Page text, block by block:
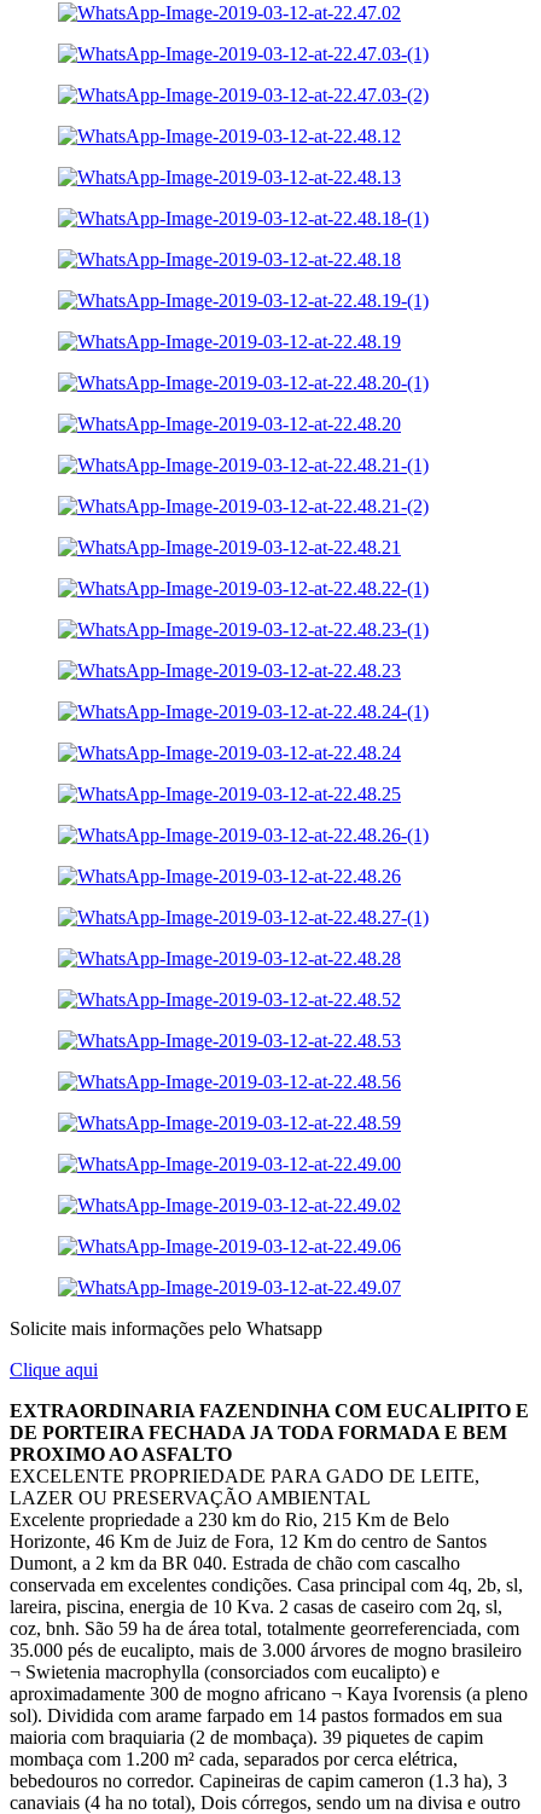
Solicite mais informações pelo Whatsapp
Clique aqui
EXTRAORDINARIA FAZENDINHA COM EUCALIPITO E
DE PORTEIRA FECHADA JA TODA FORMADA E BEM
PROXIMO AO ASFALTO
EXCELENTE PROPRIEDADE PARA GADO DE LEITE,
LAZER OU PRESERVAÇÃO AMBIENTAL
Excelente propriedade a 230 km do Rio, 215 Km de Belo
Horizonte, 46 Km de Juiz de Fora, 12 Km do centro de Santos
Dumont, a 2 km da BR 040. Estrada de chão com cascalho
conservada em excelentes condições. Casa principal com 4q, 2b, sl,
lareira, piscina, energia de 10 Kva. 2 casas de caseiro com 2q, sl,
coz, bnh. São 59 ha de área total, totalmente georreferenciada, com
35.000 pés de eucalipto, mais de 3.000 árvores de mogno brasileiro
¬ Swietenia macrophylla (consorciados com eucalipto) e
aproximadamente 300 de mogno africano ¬ Kaya Ivorensis (a pleno
sol). Dividida com arame farpado em 14 pastos formados em sua
maioria com braquiaria (2 de mombaça). 39 piquetes de capim
mombaça com 1.200 m² cada, separados por cerca elétrica,
bebedouros no corredor. Capineiras de capim cameron (1.3 ha), 3
canaviais (4 ha no total), Dois córregos, sendo um na divisa e outro